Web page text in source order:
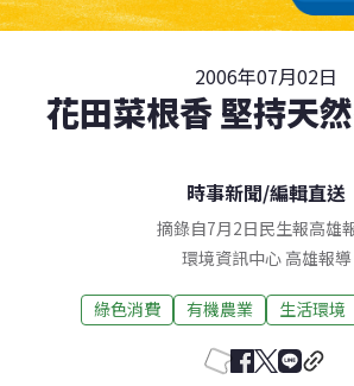
2006年07月02日
花田菜根香 堅持天
時事新聞/編輯直送
摘錄自7月2日民生報高雄
環境資訊中心 高雄報導
綠色消費 有機農業 生活環境